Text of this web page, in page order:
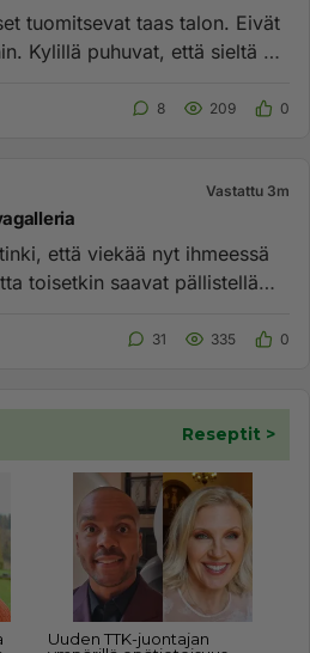
tuomitsevat taas talon. Eivät
Kylillä puhuvat, että sieltä on
8 209 0
Vastattu 3m
että viekää nyt ihmeessä
toisetkin saavat pällistellä
31 335 0